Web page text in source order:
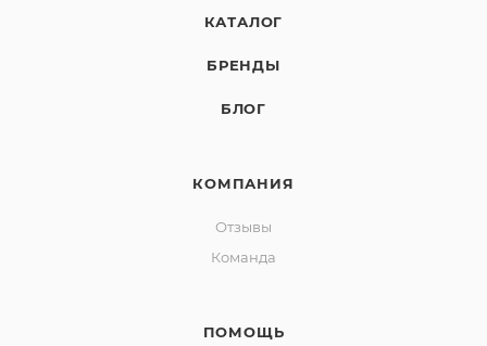
КАТАЛОГ
БРЕНДЫ
БЛОГ
КОМПАНИЯ
Отзывы
Команда
ПОМОЩЬ